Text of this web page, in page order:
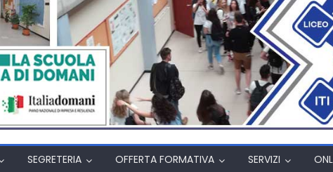
SEGRETERIA OFFERTA FORMATIVA SERVIZI